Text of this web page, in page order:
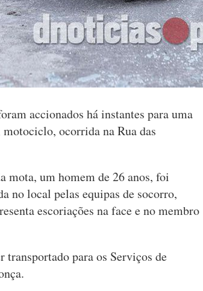
accionados há instantes para uma
ocorrida na Rua das
mota, um homem de 26 anos, foi
no local pelas equipas de socorro,
escoriações na face e no membro
transportado para os Serviços de